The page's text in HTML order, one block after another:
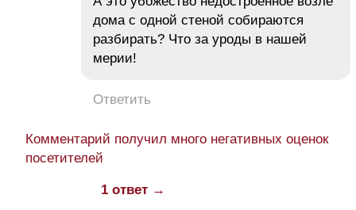
дома с одной стеной собираются
разбирать? Что за уроды в нашей
мерии!
Ответить
Комментарий получил много негативных оценок
посетителей
1 ответ →